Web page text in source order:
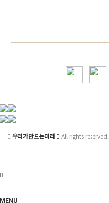
우리가만드는미래 All rights reserved.
MENU